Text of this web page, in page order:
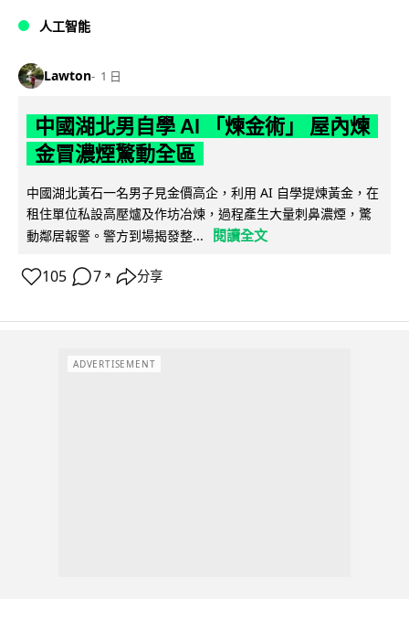
人工智能
Lawton 1 日
中國湖北男自學 AI 「煉金術」 屋內煉
金冒濃煙驚動全區
中國湖北黃石一名男子見金價高企，利用 AI 自學提煉黃金，在
租住單位私設高壓爐及作坊冶煉，過程產生大量刺鼻濃煙，驚
動鄰居報警。警方到場揭發整...
閱讀全文
105 7 ↗ 分享
ADVERTISEMENT